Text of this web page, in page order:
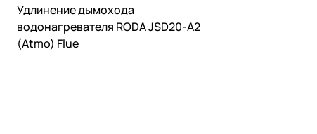
Советы покупателям
Удлинение дымохода
водонагревателя RODA JSD20-A2
(Atmo) Flue